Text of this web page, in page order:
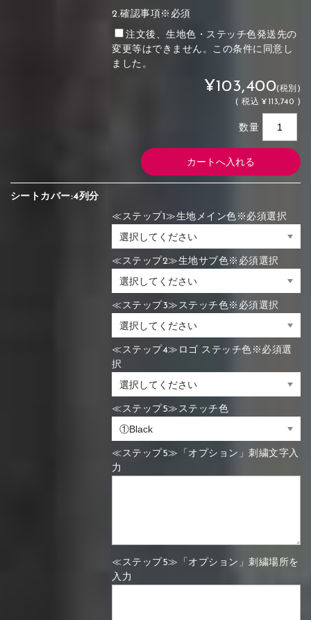
2.確認事項※必須
注文後、生地色・ステッチ色発送先の
変更等はできません。この条件に同意し
ました。
¥103,400(税別)
(税込 ¥113,740 )
数量
シートカバー:4列分
≪ステップ1≫生地メイン色※必須選択
≪ステップ2≫生地サブ色※必須選択
≪ステップ3≫ステッチ色※必須選択
≪ステップ4≫ロゴ ステッチ色※必須選
択
≪ステップ5≫ステッチ色
≪ステップ5≫「オプション」刺繍文字入
力
≪ステップ5≫「オプション」刺繍場所を
入力